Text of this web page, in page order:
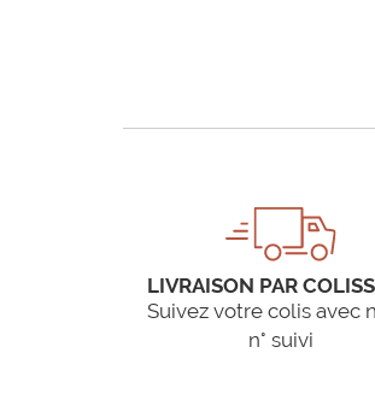
LIVRAISON PAR
Suivez votre colis avec
n° suivi